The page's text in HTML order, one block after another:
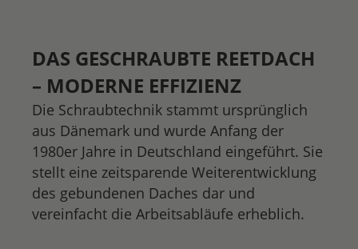
DAS GESCHRAUBTE REETDACH
– MODERNE EFFIZIENZ
Die Schraubtechnik stammt ursprünglich
aus Dänemark und wurde Anfang der
1980er Jahre in Deutschland eingeführt. Sie
stellt eine zeitsparende Weiterentwicklung
des gebundenen Daches dar und
vereinfacht die Arbeitsabläufe erheblich.